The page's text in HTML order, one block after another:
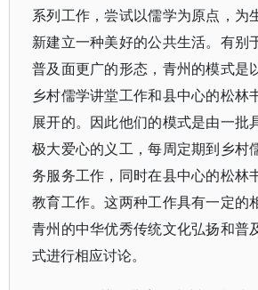
系列工作，尝试以儒学为原点，为
新建立一种美好的公共生活。有别
普及面更广的形态，青州的模式是
乡村儒学讲堂工作和县中心的松林
展开的。因此他们的模式是由一批
极大爱心的义工，每周定期到乡村
务服务工作，同时在县中心的松林
教育工作。这两种工作具有一定的
青州的中华优秀传统文化弘扬和普
式进行相应讨论。